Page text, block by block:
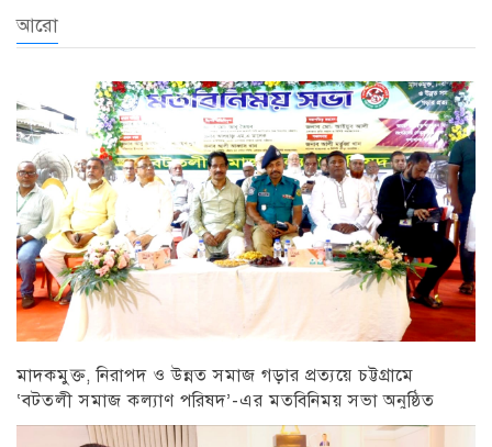
আরো
মাদকমুক্ত, নিরাপদ ও উন্নত সমাজ গড়ার প্রত্যয়ে চট্টগ্রামে
‘বটতলী সমাজ কল্যাণ পরিষদ’-এর মতবিনিময় সভা অনুষ্ঠিত
চট্টগ্রাম